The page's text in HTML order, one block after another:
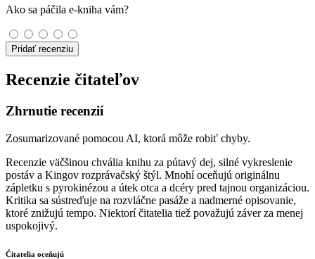
Ako sa páčila e-kniha vám?
Pridať recenziu
Recenzie čitateľov
Zhrnutie recenzií
Zosumarizované pomocou AI, ktorá môže robiť chyby.
Recenzie väčšinou chvália knihu za pútavý dej, silné vykreslenie
postáv a Kingov rozprávačský štýl. Mnohí oceňujú originálnu
zápletku s pyrokinézou a útek otca a dcéry pred tajnou organizáciou.
Kritika sa sústreďuje na rozvláčne pasáže a nadmerné opisovanie,
ktoré znižujú tempo. Niektorí čitatelia tiež považujú záver za menej
uspokojivý.
Čitatelia oceňujú